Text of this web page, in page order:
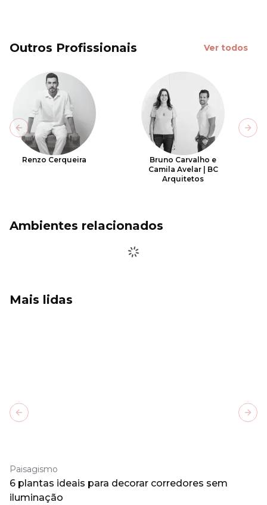
Outros Profissionais Ver todos
Renzo Cerqueira
Bruno Carvalho e
Camila Avelar | BC
Arquitetos
Previous slide
Ambientes relacionados
Mais lidas
Paisagismo
6 plantas ideais para decorar corredores sem
iluminação
Previous slide